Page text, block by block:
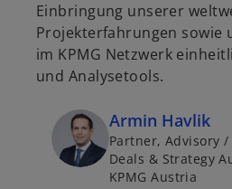
Einbringung unserer
Projekterfahrungen sowie
im KPMG Netzwerk
und Analysetools.
Armin Havlik
Partner, Advisory /
Deals & Strategy
KPMG Austria